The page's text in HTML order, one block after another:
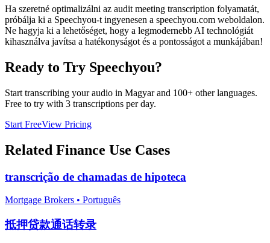
Ha szeretné optimalizálni az audit meeting transcription folyamatát,
próbálja ki a Speechyou-t ingyenesen a speechyou.com weboldalon.
Ne hagyja ki a lehetőséget, hogy a legmodernebb AI technológiát
kihasználva javítsa a hatékonyságot és a pontosságot a munkájában!
Ready to Try Speechyou?
Start transcribing your audio in Magyarand 100+ other languages.
Free to try with 3 transcriptions per day.
Start FreeView Pricing
Related Finance Use Cases
transcrição de chamadas de hipoteca
Mortgage Brokers • Português
抵押贷款通话转录